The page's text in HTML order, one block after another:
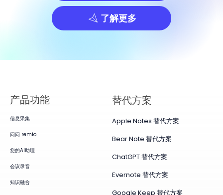
了解更多
产品​功能
信息采集
问问 remio
您的AI助理
会议录音
知识融合
替代方案
Apple Notes 替代方案
Bear Note 替代方案
ChatGPT 替代方案
Evernote 替代方案
Google Keep 替代方案